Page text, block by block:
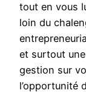
tout en vous
loin du
et surtout
gestion sur
l’opportunité